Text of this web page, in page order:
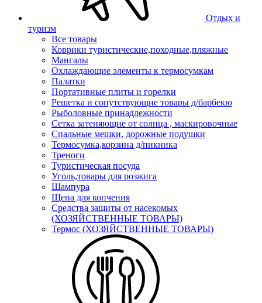
Отдых и
туризм
Все товары
Коврики туристические,походные,пляжные
Мангалы
Охлаждающие элементы к термосумкам
Палатки
Портативные плиты и горелки
Решетка и сопутствующие товары д/барбекю
Рыболовные принадлежности
Сетка затеняющие от солнца , маскировочные
Спальные мешки, дорожные подушки
Термосумка,корзина д/пикника
Треноги
Туристическая посуда
Уголь,товары для розжига
Шампура
Щепа для копчения
Средства защиты от насекомых
(ХОЗЯЙСТВЕННЫЕ ТОВАРЫ)
Термос (ХОЗЯЙСТВЕННЫЕ ТОВАРЫ)